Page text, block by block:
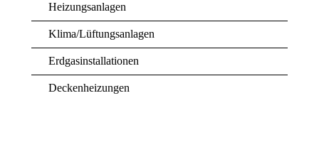
Heizungsanlagen
Klima/Lüftungsanlagen
Erdgasinstallationen
Deckenheizungen